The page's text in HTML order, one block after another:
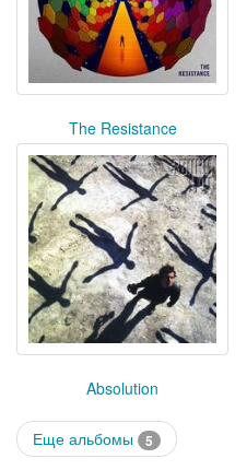
The Resistance
Absolution
Еще альбомы 5